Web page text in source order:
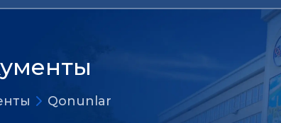
Qonunlar